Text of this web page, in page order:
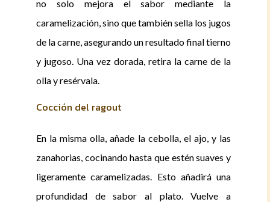
no solo mejora el sabor mediante la
caramelización, sino que también sella los jugos
de la carne, asegurando un resultado final tierno
y jugoso. Una vez dorada, retira la carne de la
olla y resérvala.
Cocción del ragout
En la misma olla, añade la cebolla, el ajo, y las
zanahorias, cocinando hasta que estén suaves y
ligeramente caramelizadas. Esto añadirá una
profundidad de sabor al plato. Vuelve a